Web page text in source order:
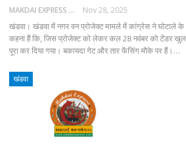
MAKDAI EXPRESS 24 Nov 28, 2025
खंडवा। खंडवा में नगर वन प्रोजेक्ट मामले में कांग्रेस ने घोटाले
कहना हैं कि, जिस प्रोजेक्ट को लेकर कल 28 नवंबर को टेंडर
पूरा कर दिया गया। बकायदा गेट और तार फेंसिंग मौके पर हैं।…
खंडवा